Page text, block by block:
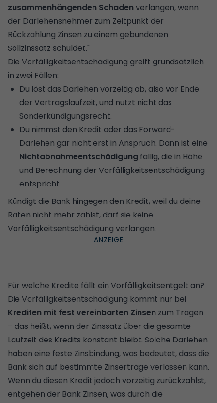
zusammenhängenden Schaden verlangen, wenn
der Darlehensnehmer zum Zeitpunkt der
Rückzahlung Zinsen zu einem gebundenen
Sollzinssatz schuldet."
Die Vorfälligkeitsentschädigung greift grundsätzlich
in zwei Fällen:
Du löst das Darlehen vorzeitig ab, also vor Ende
der Vertragslaufzeit, und nutzt nicht das
Sonderkündigungsrecht.
Du nimmst den Kredit oder das Forward-
Darlehen gar nicht erst in Anspruch. Dann ist eine
Nichtabnahmeentschädigung fällig, die in Höhe
und Berechnung der Vorfälligkeitsentschädigung
entspricht.
Kündigt die Bank hingegen den Kredit, weil du deine
Raten nicht mehr zahlst, darf sie keine
Vorfälligkeitsentschädigung verlangen.
Für welche Kredite fällt ein Vorfälligkeitsentgelt an?
Die Vorfälligkeitsentschädigung kommt nur bei
Krediten mit fest vereinbarten Zinsen zum Tragen
– das heißt, wenn der Zinssatz über die gesamte
Laufzeit des Kredits konstant bleibt. Solche Darlehen
haben eine feste Zinsbindung, was bedeutet, dass die
Bank sich auf bestimmte Zinserträge verlassen kann.
Wenn du diesen Kredit jedoch vorzeitig zurückzahlst,
entgehen der Bank Zinsen, was durch die